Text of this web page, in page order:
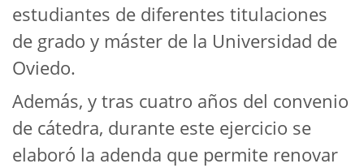
estudiantes de diferentes titulaciones
de grado y máster de la Universidad de
Oviedo.
Además, y tras cuatro años del convenio
de cátedra, durante este ejercicio se
elaboró la adenda que permite renovar